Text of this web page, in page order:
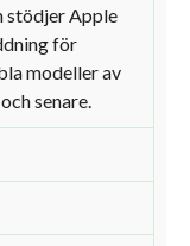
stödjer Apple
för
modeller av
senare.